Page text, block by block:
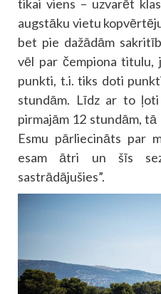
tikai viens – uzvarēt
augstāku vietu
bet pie dažādām
vēl par čempiona titulu,
punkti, t.i. tiks doti
stundām. Līdz ar to
pirmajām 12 stundām,
Esmu pārliecināts par
esam ātri un šīs
sastrādājušies”.